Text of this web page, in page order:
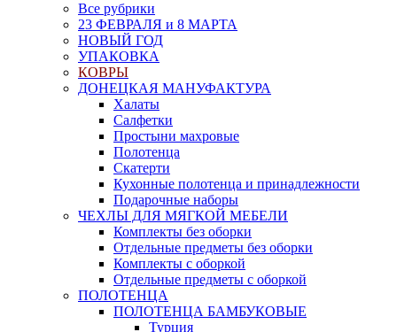
Все рубрики
23 ФЕВРАЛЯ и 8 МАРТА
НОВЫЙ ГОД
УПАКОВКА
КОВРЫ
ДОНЕЦКАЯ МАНУФАКТУРА
Халаты
Салфетки
Простыни махровые
Полотенца
Скатерти
Кухонные полотенца и принадлежности
Подарочные наборы
ЧЕХЛЫ ДЛЯ МЯГКОЙ МЕБЕЛИ
Комплекты без оборки
Отдельные предметы без оборки
Комплекты с оборкой
Отдельные предметы с оборкой
ПОЛОТЕНЦА
ПОЛОТЕНЦА БАМБУКОВЫЕ
Турция